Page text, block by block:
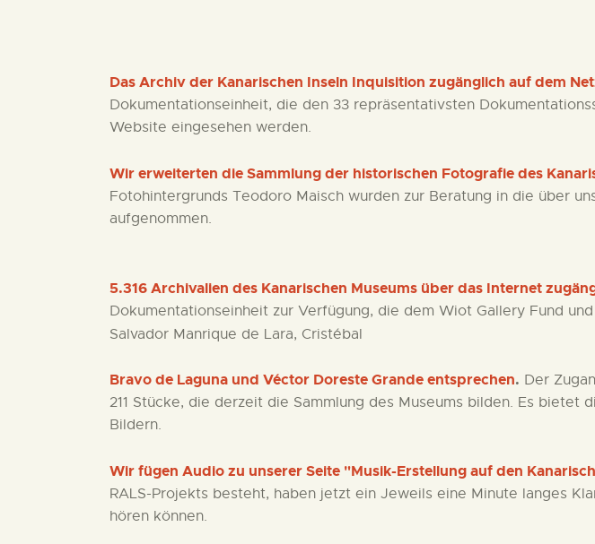
Das Archiv der Kanarischen Inseln Inquisition zugänglich auf dem
Dokumentationseinheit, die den 33 repräsentativsten
Website eingesehen werden.
Wir erweiterten die Sammlung der historischen Fotografie des
Fotohintergrunds Teodoro Maisch wurden zur Beratung in die über
aufgenommen.
5.316 Archivalien des Kanarischen Museums über das Internet
Dokumentationseinheit zur Verfügung, die dem Wiot Gallery Fund
Salvador Manrique de Lara, Cristébal
Bravo de Laguna und Véctor Doreste Grande entsprechen. Der
211 Stücke, die derzeit die Sammlung des Museums bilden. Es
Bildern.
Wir fügen Audio zu unserer Seite "Musik-Erstellung auf den
RALS-Projekts besteht, haben jetzt ein Jeweils eine Minute langes
hören können.